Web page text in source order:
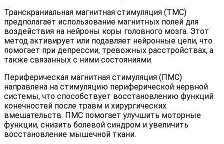
Транскраниальная магнитная стимуляция (ТМС)
предполагает использование магнитных полей для
воздействия на нейроны коры головного мозга. Этот
метод активирует или подавляет нейронные цепи, что
помогает при депрессии, тревожных расстройствах, а
также связанных с ними состояниями.
Периферическая магнитная стимуляция (ПМС)
направлена на стимуляцию периферической нервной
системы, что способствует восстановлению функций
конечностей после травм и хирургических
вмешательств. ПМС помогает улучшить моторные
функции, снизить болевой синдром и увеличить
восстановление мышечной ткани.